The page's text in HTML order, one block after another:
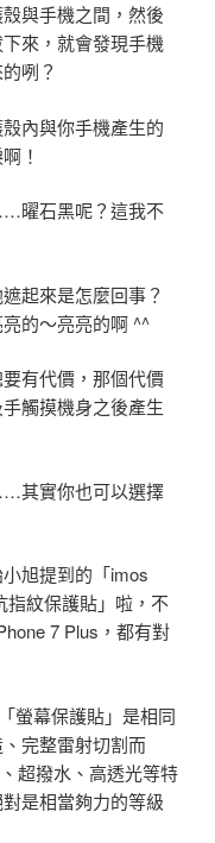
與手機之間，然後
來，就會發現手機
咧？
內與你手機產生的
！
曜石黑呢？這我不
起來是怎麼回事？
的～亮亮的啊 ^^
有代價，那個代價
觸摸機身之後產生
其實你也可以選擇
旭提到的「imos
指紋保護貼」啦，不
7 Plus，都有對
螢幕保護貼」是相同
完整雷射切割而
超撥水、高透光等特
是相當夠力的等級